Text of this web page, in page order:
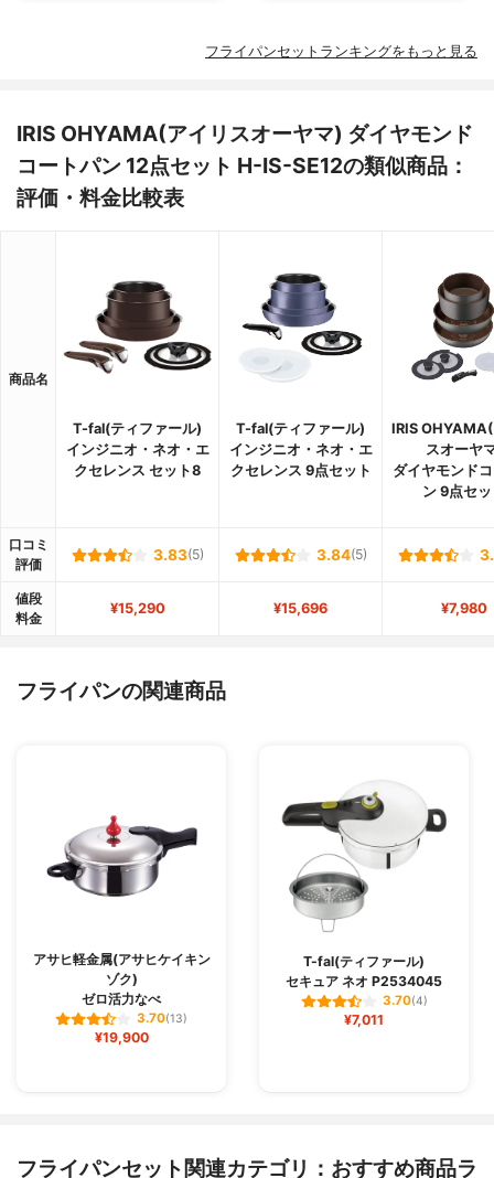
フライパンセットランキングをもっと見る
IRIS OHYAMA(アイリスオーヤマ) ダイヤモンド
コートパン 12点セット H-IS-SE12の類似商品：
評価・料金比較表
商品名
T-fal(ティファール)
インジニオ・ネオ・エ
クセレンス セット8
T-fal(ティファール)
インジニオ・ネオ・エ
クセレンス 9点セット
IRIS
スオーヤ
ダイヤモンド
ン 9点セ
口コミ
評価
3.83(5) 3.84(5)
値段
料金
¥15,290 ¥15,696 ¥7,980
フライパンの関連商品
アサヒ軽金属(アサヒケイキン
ゾク)
ゼロ活力なべ
3.70(13)
¥19,900
T-fal(ティファール)
セキュア ネオ P2534045
3.70(4)
¥7,011
フライパンセット関連カテゴリ：おすすめ商品ラ